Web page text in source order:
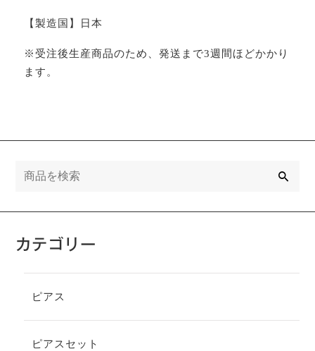
【製造国】日本
※受注後生産商品のため、発送まで3週間ほどかかり
ます。
カテゴリー
ピアス
ピアスセット